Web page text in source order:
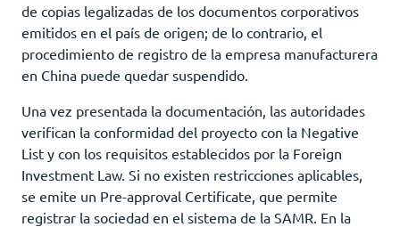
de copias legalizadas de los documentos corporativos
emitidos en el país de origen; de lo contrario, el
procedimiento de registro de la empresa manufacturera
en China puede quedar suspendido.
Una vez presentada la documentación, las autoridades
verifican la conformidad del proyecto con la Negative
List y con los requisitos establecidos por la Foreign
Investment Law. Si no existen restricciones aplicables,
se emite un Pre-approval Certificate, que permite
registrar la sociedad en el sistema de la SAMR. En la